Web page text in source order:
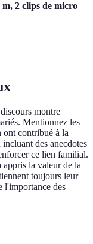
m, 2 clips de micro
montre
Mentionnez les
ont contribué à la
des anecdotes
ce lien familial.
la valeur de la
toujours leur
l'importance des